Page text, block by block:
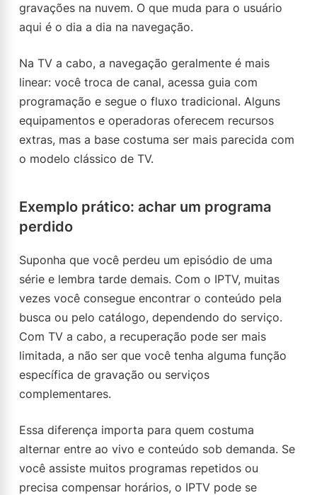
gravações na nuvem. O que muda para o usuário
aqui é o dia a dia na navegação.
Na TV a cabo, a navegação geralmente é mais
linear: você troca de canal, acessa guia com
programação e segue o fluxo tradicional. Alguns
equipamentos e operadoras oferecem recursos
extras, mas a base costuma ser mais parecida com
o modelo clássico de TV.
Exemplo prático: achar um programa
perdido
Suponha que você perdeu um episódio de uma
série e lembra tarde demais. Com o IPTV, muitas
vezes você consegue encontrar o conteúdo pela
busca ou pelo catálogo, dependendo do serviço.
Com TV a cabo, a recuperação pode ser mais
limitada, a não ser que você tenha alguma função
específica de gravação ou serviços
complementares.
Essa diferença importa para quem costuma
alternar entre ao vivo e conteúdo sob demanda. Se
você assiste muitos programas repetidos ou
precisa compensar horários, o IPTV pode se